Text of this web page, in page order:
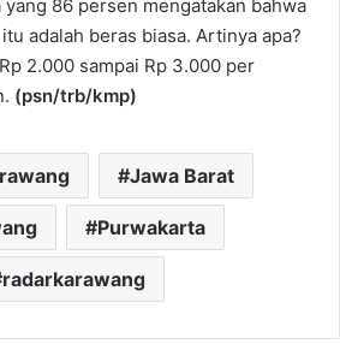
yang 86 persen mengatakan bahwa
adalah beras biasa. Artinya apa?
2.000 sampai Rp 3.000 per
(psn/trb/kmp)
Jawa Barat
Purwakarta
radarkarawang